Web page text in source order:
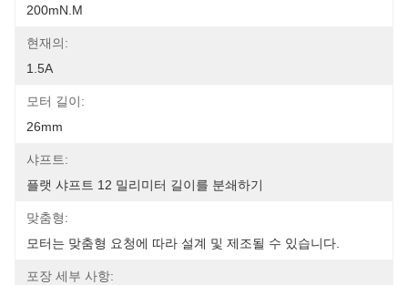
200mN.m
현재의:
1.5A
모터 길이:
26mm
샤프트:
플랫 샤프트 12 밀리미터 길이를 분쇄하기
맞춤형:
모터는 맞춤형 요청에 따라 설계 및 제조될 수 있습니다.
포장 세부 사항: